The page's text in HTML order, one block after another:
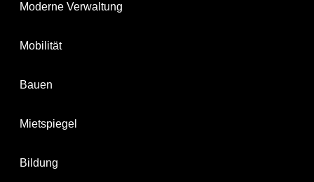
Moderne Verwaltung
Mobilität
Bauen
Mietspiegel
Bildung